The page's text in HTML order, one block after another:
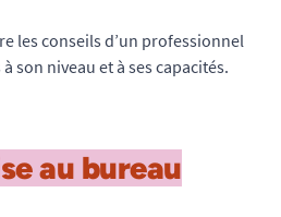
les conseils d’un professionnel
son niveau et à ses capacités.
au bureau